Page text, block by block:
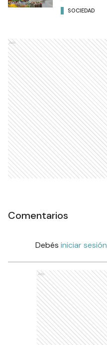
SOCIEDAD
Ads
Comentarios
Debés iniciar sesión
Ads